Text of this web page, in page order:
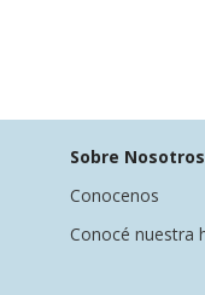
Sobre Nosotros
Conocenos
Conocé nuestra